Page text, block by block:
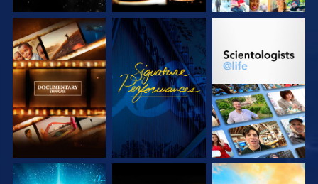
DÉCOUVRIR LES
SÉRIES
REGARDER
DÉCOUVRIR LES